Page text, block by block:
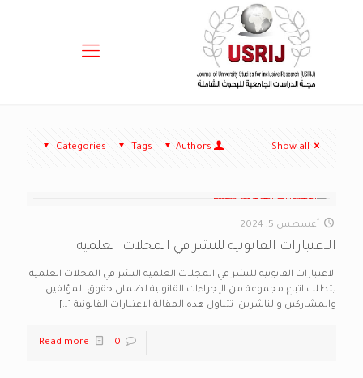
Categories Tags Authors Show all
أغسطس 5, 2024
الاعتبارات القانونية للنشر في المجلات العلمية
الاعتبارات القانونية للنشر في المجلات العلمية النشر في المجلات العلمية
يتطلب اتباع مجموعة من الإجراءات القانونية لضمان حقوق المؤلفين
والمشاركين والناشرين. تتناول هذه المقالة الاعتبارات القانونية […]
0
Read more